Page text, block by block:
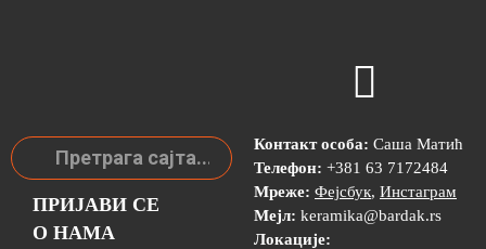
ПРИЈАВИ СЕ
О НАМА
Контакт особа: Саша Матић
Телефон: +381 63 7172484
Мреже: Фејсбук, Инстаграм
Мејл: keramika@bardak.rs
Локације: